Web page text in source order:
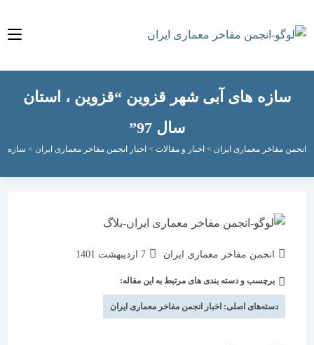
های آبی شهر قزوین “قزوین ، استان
سال 97”
مفاخر معماری ایران > اخبار و مقالات>اخبار انجمن مفاخر معماری ایران > سازه های آبی
انجمن مفاخر معماری ایران
نوشته
شده
است:
7 اردیبهشت 1401
برچسب و دسته بندی های مرتبط به این مقاله:
دسته‌های اصلی:اخبار انجمن مفاخر معماری ایران